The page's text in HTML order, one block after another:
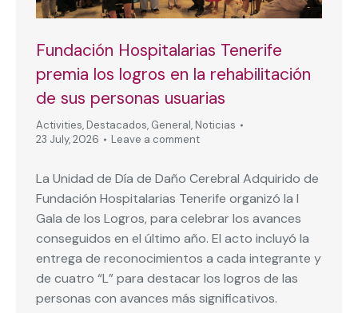
Fundación Hospitalarias Tenerife
premia los logros en la rehabilitación
de sus personas usuarias
Activities, Destacados, General, Noticias
23 July, 2026
Leave a comment
La Unidad de Día de Daño Cerebral Adquirido de
Fundación Hospitalarias Tenerife organizó la I
Gala de los Logros, para celebrar los avances
conseguidos en el último año. El acto incluyó la
entrega de reconocimientos a cada integrante y
de cuatro “L” para destacar los logros de las
personas con avances más significativos.